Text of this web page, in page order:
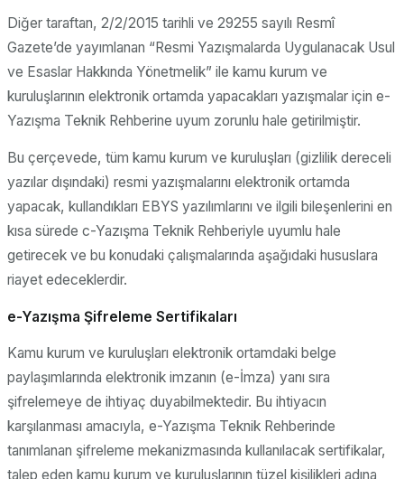
Diğer taraftan, 2/2/2015 tarihli ve 29255 sayılı Resmî
Gazete’de yayımlanan “Resmi Yazışmalarda Uygulanacak Usul
ve Esaslar Hakkında Yönetmelik” ile kamu kurum ve
kuruluşlarının elektronik ortamda yapacakları yazışmalar için e-
Yazışma Teknik Rehberine uyum zorunlu hale getirilmiştir.
Bu çerçevede, tüm kamu kurum ve kuruluşları (gizlilik dereceli
yazılar dışındaki) resmi yazışmalarını elektronik ortamda
yapacak, kullandıkları EBYS yazılımlarını ve ilgili bileşenlerini en
kısa sürede c-Yazışma Teknik Rehberiyle uyumlu hale
getirecek ve bu konudaki çalışmalarında aşağıdaki hususlara
riayet edeceklerdir.
e-Yazışma Şifreleme Sertifikaları
Kamu kurum ve kuruluşları elektronik ortamdaki belge
paylaşımlarında elektronik imzanın (e-İmza) yanı sıra
şifrelemeye de ihtiyaç duyabilmektedir. Bu ihtiyacın
karşılanması amacıyla, e-Yazışma Teknik Rehberinde
tanımlanan şifreleme mekanizmasında kullanılacak sertifikalar,
talep eden kamu kurum ve kuruluşlarının tüzel kişilikleri adına